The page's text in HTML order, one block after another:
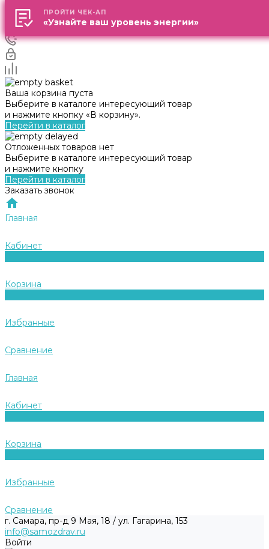
Ваша корзина пуста
Выберите в каталоге интересующий товар
и нажмите кнопку «В корзину».
Перейти в каталог
Отложенных товаров нет
Выберите в каталоге интересующий товар
и нажмите кнопку
Перейти в каталог
Заказать звонок
Главная
Кабинет
Корзина
Избранные
Сравнение
Главная
Кабинет
Корзина
Избранные
Сравнение
г. Самара, пр-д 9 Мая, 18 / ул. Гагарина, 153
info@samozdrav.ru
Войти
ПРОЙТИ ЧЕК-АП
«Узнайте ваш уровень энергии»
ПРОЙТИ ЧЕК-АП
«Узнайте ваш уровень энергии»